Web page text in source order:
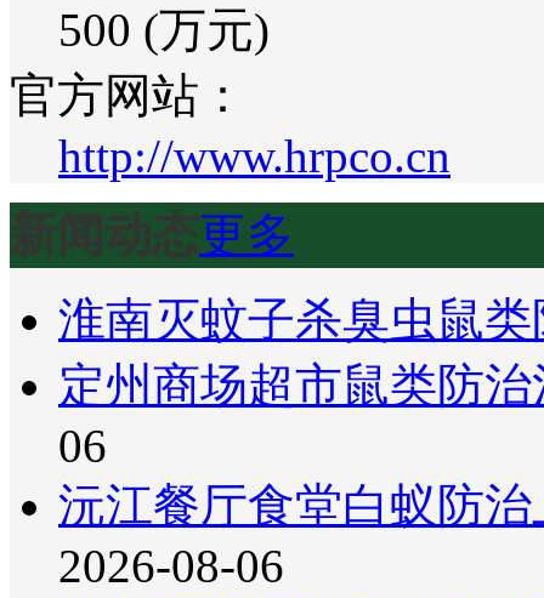
500 (万元)
官方网站：
http://www.hrpco.cn
新闻动态更多
淮南灭蚊子杀臭虫鼠
定州商场超市鼠类防
06
沅江餐厅食堂白蚁防
2026-08-06